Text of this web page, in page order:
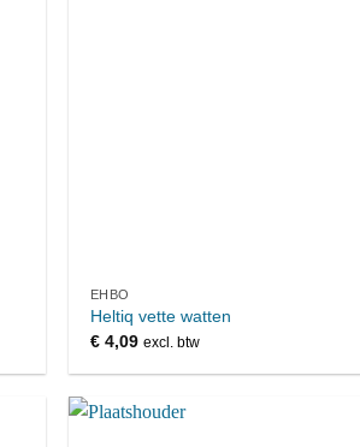
EHBO
Heltiq vette watten
€4,09 excl. btw